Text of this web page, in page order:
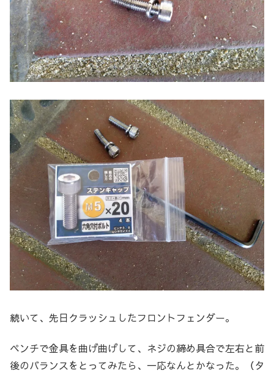
続いて、先日クラッシュしたフロントフェンダー。
ペンチで金具を曲げ曲げして、ネジの締め具合で左右と前
後のバランスをとってみたら、一応なんとかなった。（タ